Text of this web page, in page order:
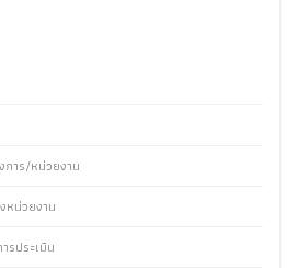
การ/หน่วยงาน
หน่วยงาน
รประเมิน